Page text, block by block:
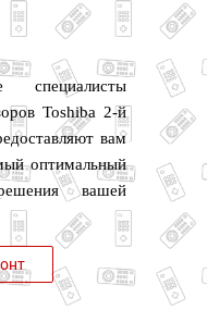
Toshiba 2-й
вам
оптимальный
вашей